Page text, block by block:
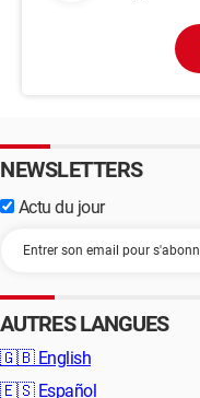
NEWSLETTERS
Actu du jour
AUTRES LANGUES
🇬🇧 English
🇪🇸 Español